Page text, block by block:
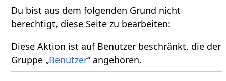
Du bist aus dem folgenden Grund nicht
berechtigt, diese Seite zu bearbeiten:
Diese Aktion ist auf Benutzer beschränkt, die der
Gruppe „Benutzer“ angehören.